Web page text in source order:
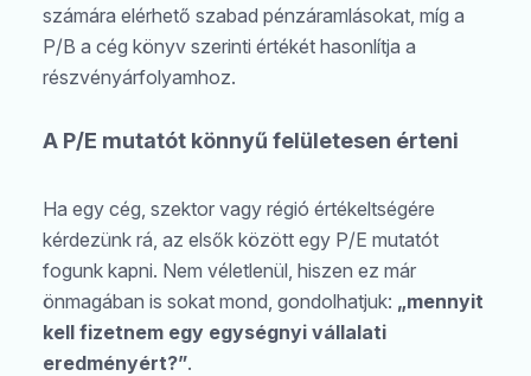
számára elérhető szabad pénzáramlásokat, míg a
P/B a cég könyv szerinti értékét hasonlítja a
részvényárfolyamhoz.
A P/E mutatót könnyű felületesen érteni
Ha egy cég, szektor vagy régió értékeltségére
kérdezünk rá, az elsők között egy P/E mutatót
fogunk kapni. Nem véletlenül, hiszen ez már
önmagában is sokat mond, gondolhatjuk: „mennyit
kell fizetnem egy egységnyi vállalati
eredményért?”.